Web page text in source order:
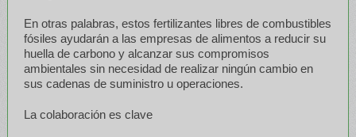
En otras palabras, estos fertilizantes libres de combustibles
fósiles ayudarán a las empresas de alimentos a reducir su
huella de carbono y alcanzar sus compromisos
ambientales sin necesidad de realizar ningún cambio en
sus cadenas de suministro u operaciones.
La colaboración es clave